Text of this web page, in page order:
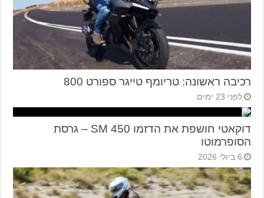
רכיבה ראשונה: טריומף טייגר ספורט 800
לפני 23 ימים
דוקאטי חושפת את הדזמו 450 SM – גרסת
הסופרמוטו
6 ביולי 2026